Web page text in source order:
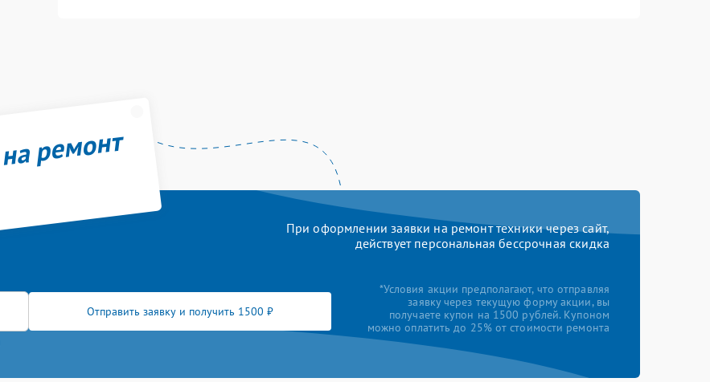
ремонт
При оформлении заявки на ремонт техники через сайт,
действует персональная бессрочная скидка
Отправить заявку и получить 1500 ₽
*Условия акции предполагают, что отправляя
заявку через текущую форму акции, вы
получаете купон на 1500 рублей. Купоном
можно оплатить до 25% от стоимости ремонта